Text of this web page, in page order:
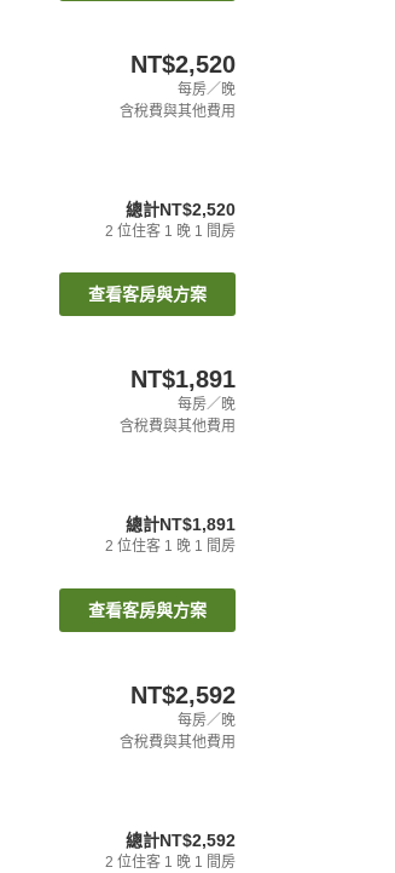
NT$2,520
每房／晚
含稅費與其他費用
總計NT$2,520
2 位住客 1 晚 1 間房
查看客房與方案
NT$1,891
每房／晚
含稅費與其他費用
總計NT$1,891
2 位住客 1 晚 1 間房
查看客房與方案
NT$2,592
每房／晚
含稅費與其他費用
總計NT$2,592
2 位住客 1 晚 1 間房